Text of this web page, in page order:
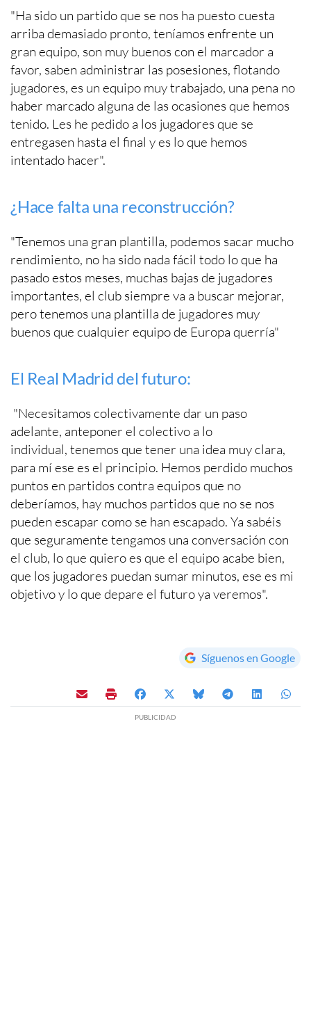
"Ha sido un partido que se nos ha puesto cuesta
arriba demasiado pronto, teníamos enfrente un
gran equipo, son muy buenos con el marcador a
favor, saben administrar las posesiones, flotando
jugadores, es un equipo muy trabajado, una pena no
haber marcado alguna de las ocasiones que hemos
tenido. Les he pedido a los jugadores que se
entregasen hasta el final y es lo que hemos
intentado hacer".
¿Hace falta una reconstrucción?
"Tenemos una gran plantilla, podemos sacar mucho
rendimiento, no ha sido nada fácil todo lo que ha
pasado estos meses, muchas bajas de jugadores
importantes, el club siempre va a buscar mejorar,
pero tenemos una plantilla de jugadores muy
buenos que cualquier equipo de Europa querría"
El Real Madrid del futuro:
"Necesitamos colectivamente dar un paso
adelante, anteponer el colectivo a lo
individual, tenemos que tener una idea muy clara,
para mí ese es el principio. Hemos perdido muchos
puntos en partidos contra equipos que no
deberíamos, hay muchos partidos que no se nos
pueden escapar como se han escapado. Ya sabéis
que seguramente tengamos una conversación con
el club, lo que quiero es que el equipo acabe bien,
que los jugadores puedan sumar minutos, ese es mi
objetivo y lo que depare el futuro ya veremos".
Síguenos en Google